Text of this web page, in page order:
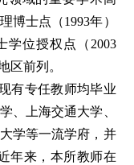
博士点（1993年）
学位授权点（2003
区前列。
有专任教师均毕业
、上海交通大学、
学等一流学府，并
年来，本所教师在